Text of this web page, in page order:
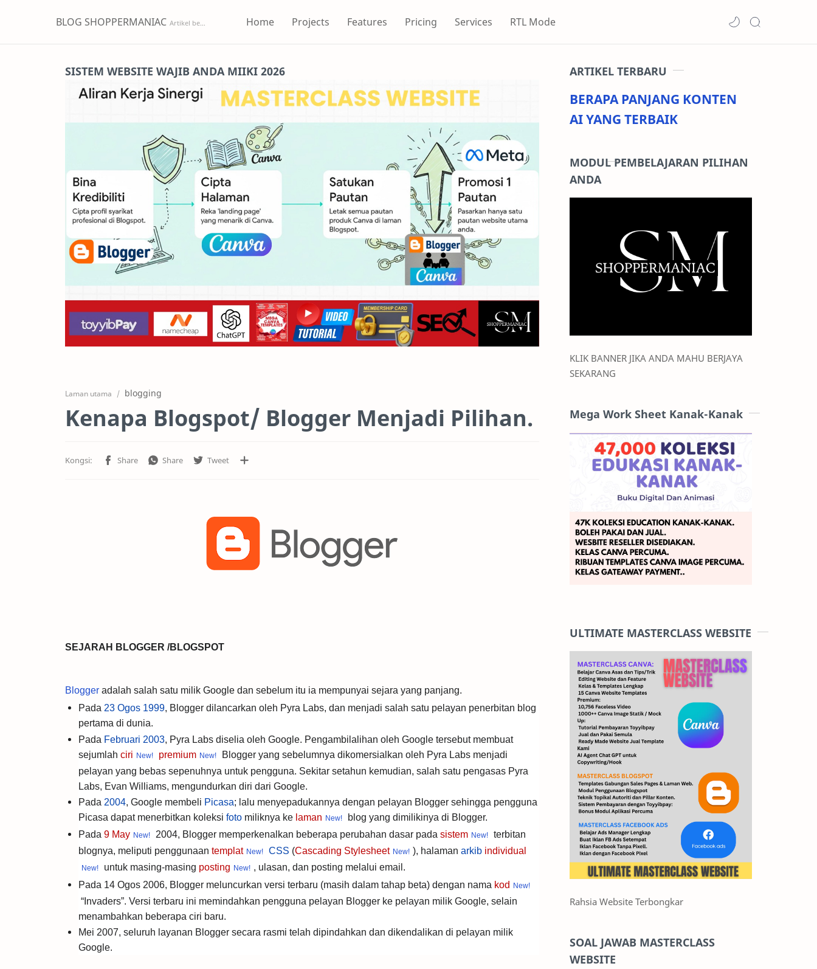
BLOG SHOPPERMANIAC Home Projects Features Pricing Services RTL Mode
SISTEM WEBSITE WAJIB ANDA MIIKI 2026
Laman utama blogging
Kenapa Blogspot/ Blogger Menjadi Pilihan.
SEJARAH BLOGGER /BLOGSPOT
Blogger adalah salah satu milik Google dan sebelum itu ia mempunyai sejara yang panjang.
Pada 23 Ogos 1999, Blogger dilancarkan oleh Pyra Labs, dan menjadi salah satu pelayan penerbitan blog
pertama di dunia.
Pada Februari 2003, Pyra Labs diselia oleh Google. Pengambilalihan oleh Google tersebut membuat
sejumlahciri premium
Blogger yang sebelumnya dikomersialkan oleh Pyra Labs menjadi
pelayan yang bebas sepenuhnya untuk pengguna. Sekitar setahun kemudian, salah satu pengasas Pyra
Labs, Evan Williams, mengundurkan diri dari Google.
Pada 2004, Google membeli Picasa; lalu menyepadukannya dengan pelayan Blogger sehingga pengguna
Picasa dapat menerbitkan koleksifoto miliknya ke laman
blog yang dimilikinya di Blogger.
Pada9 May 2004, Blogger memperkenalkan beberapa perubahan dasar padasistem
terbitan
blognya, meliputi penggunaantemplat CSS (Cascading Stylesheet ), halamanarkib individual
untuk masing-masing posting
, ulasan, dan posting melalui email.
Pada 14 Ogos 2006, Blogger meluncurkan versi terbaru (masih dalam tahap beta) dengan nama kod
“Invaders”. Versi terbaru ini memindahkan pengguna pelayan Blogger ke pelayan milik Google, selain
menambahkan beberapa ciri baru.
Mei 2007, seluruh layanan Blogger secara rasmi telah dipindahkan dan dikendalikan di pelayan milik
Google.
ARTIKEL TERBARU
BERAPA PANJANG KONTEN
AI YANG TERBAIK
MODUL PEMBELAJARAN PILIHAN
ANDA
KLIK BANNER JIKA ANDA MAHU BERJAYA
SEKARANG
Mega Work Sheet Kanak-Kanak
ULTIMATE MASTERCLASS WEBSITE
Rahsia Website Terbongkar
SOAL JAWAB MASTERCLASS
WEBSITE